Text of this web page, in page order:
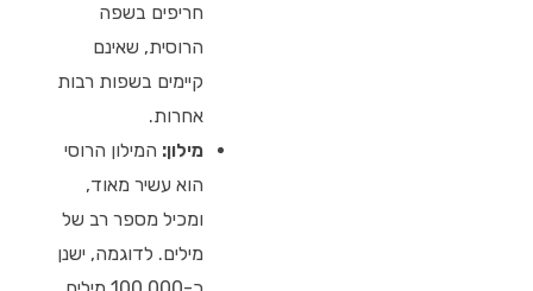
חריפים בשפה
הרוסית, שאינם
קיימים בשפות רבות
אחרות.
מילון: המילון הרוסי
הוא עשיר מאוד,
ומכיל מספר רב של
מילים. לדוגמה, ישנן